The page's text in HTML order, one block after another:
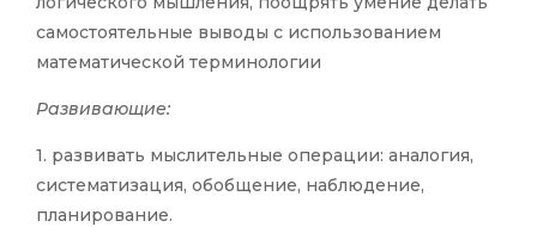
самостоятельные выводы с использованием
математической терминологии
Развивающие:
1. развивать мыслительные операции: аналогия,
систематизация, обобщение, наблюдение,
планирование.